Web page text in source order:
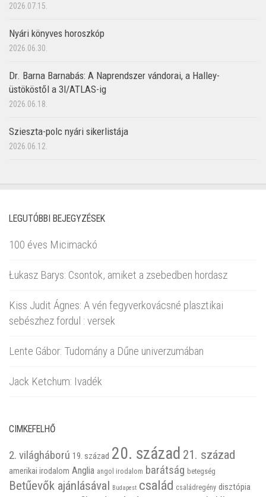
2026.07.15.
Nyári könyves horoszkóp
2026.06.30.
Dr. Barna Barnabás: A Naprendszer vándorai, a Halley-
üstököstől a 3I/ATLAS-ig
2026.06.18.
Szieszta-polc nyári sikerlistája
2026.06.12.
LEGUTÓBBI BEJEGYZÉSEK
100 éves Micimackó
Łukasz Barys: Csontok, amiket a zsebedben hordasz
Kiss Judit Ágnes: A vén fegyverkovácsné plasztikai
sebészhez fordul : versek
Lente Gábor: Tudomány a Dűne univerzumában
Jack Ketchum: Ivadék
CIMKEFELHŐ
2. világháború 19. század 20. század 21. század
amerikai irodalom Anglia angol irodalom barátság betegség
Betűevők ajánlásával Budapest család családregény disztópia